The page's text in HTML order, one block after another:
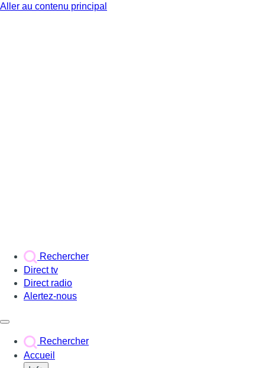
Aller au contenu principal
Rechercher
Direct tv
Direct radio
Alertez-nous
Rechercher
Accueil